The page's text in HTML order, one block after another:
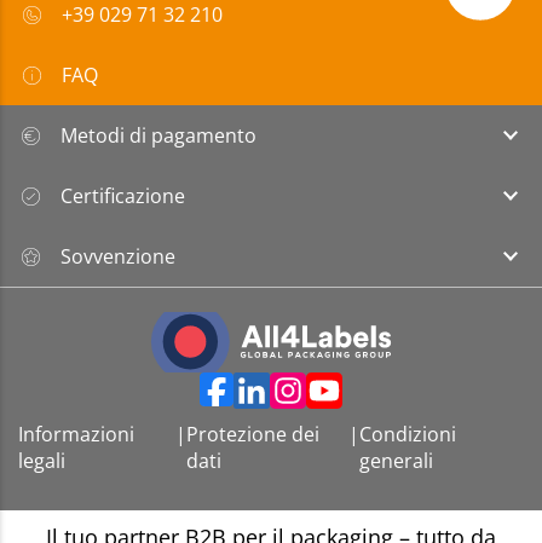
+39 029 71 32 210
FAQ
Metodi di pagamento
Certificazione
Sovvenzione
Informazioni
legali
| Protezione dei
dati
| Condizioni
generali
Il tuo partner B2B per il packaging – tutto da